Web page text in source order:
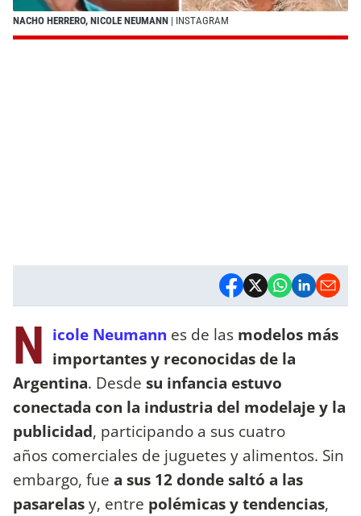
NACHO HERRERO, NICOLE NEUMANN | INSTAGRAM
N icole Neumann es de las modelos más
importantes y reconocidas de la
Argentina. Desde su infancia estuvo
conectada con la industria del modelaje y la
publicidad, participando a sus cuatro
años comerciales de juguetes y alimentos. Sin
embargo, fue a sus 12 donde saltó a las
pasarelasy, entre polémicas y tendencias,